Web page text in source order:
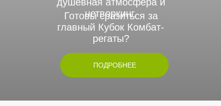
нетворкинг.
Готовы сразиться за
главный Кубок Комбат-
регаты?
ПОДРОБНЕЕ